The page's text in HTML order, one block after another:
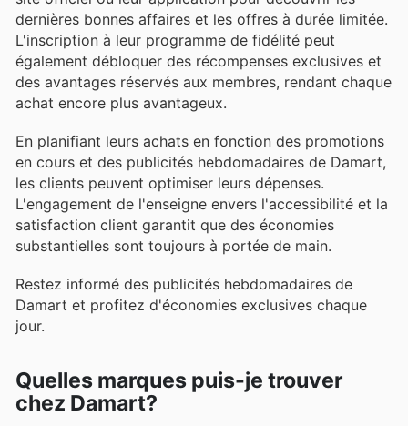
dernières bonnes affaires et les offres à durée limitée.
L'inscription à leur programme de fidélité peut
également débloquer des récompenses exclusives et
des avantages réservés aux membres, rendant chaque
achat encore plus avantageux.
En planifiant leurs achats en fonction des promotions
en cours et des publicités hebdomadaires de Damart,
les clients peuvent optimiser leurs dépenses.
L'engagement de l'enseigne envers l'accessibilité et la
satisfaction client garantit que des économies
substantielles sont toujours à portée de main.
Restez informé des publicités hebdomadaires de
Damart et profitez d'économies exclusives chaque
jour.
Quelles marques puis-je trouver
chez Damart?